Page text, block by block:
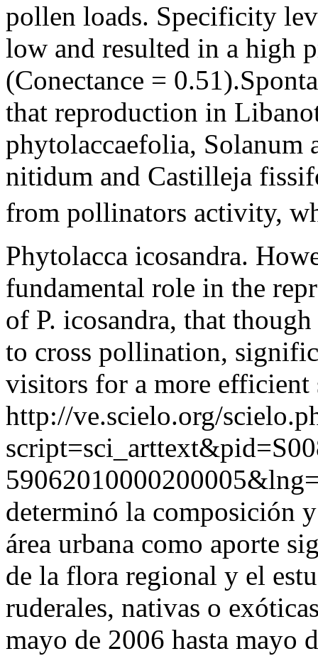
pollen loads. Specificity
low and resulted in a high
(Conectance =
that reproduction in
phytolaccaefolia,
nitidum and Castilleja
from pollinators activity,
Phytolacca icosandra.
fundamental role in the
of P. icosandra, that
to cross pollination,
visitors for a more efficient
http://ve.scielo.org/
determinó la composición
área urbana como aporte
de la flora regional y el
ruderales, nativas o
mayo de 2006 hasta mayo